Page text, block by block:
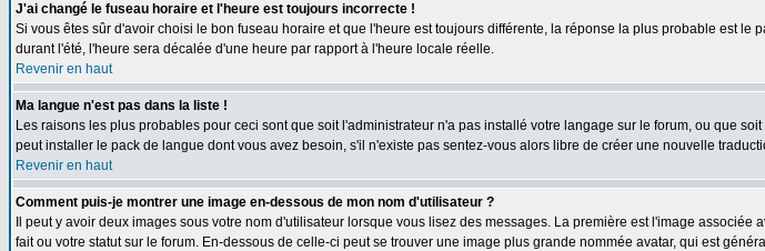
J'ai changé le fuseau horaire et l'heure est toujours incorrecte !
Si vous êtes sûr d'avoir choisi le bon fuseau horaire et que l'heure est toujours différente, la réponse la plus probable est
durant l'été, l'heure sera décalée d'une heure par rapport à l'heure locale réelle.
Revenir en haut
Ma langue n'est pas dans la liste !
Les raisons les plus probables pour ceci sont que soit l'administrateur n'a pas installé votre langage sur le forum, ou que
peut installer le pack de langue dont vous avez besoin, s'il n'existe pas sentez-vous alors libre de créer une nouvelle
Revenir en haut
Comment puis-je montrer une image en-dessous de mon nom d'utilisateur ?
Il peut y avoir deux images sous votre nom d'utilisateur lorsque vous lisez des messages. La première est l'image
fait ou votre statut sur le forum. En-dessous de celle-ci peut se trouver une image plus grande nommée avatar, qui est